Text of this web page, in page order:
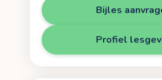
Bijles
Profiel